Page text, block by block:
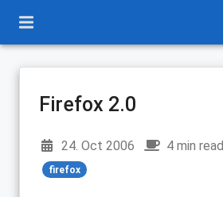
Firefox 2.0
24. Oct 2006 4 min read
firefox